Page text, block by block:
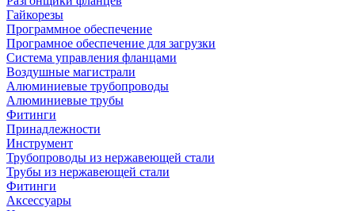
Гайкорезы
Программное обеспечение
Програмное обеспечение для загрузки
Система управления фланцами
Воздушные магистрали
Алюминиевые трубопроводы
Алюминиевые трубы
Фитинги
Принадлежности
Инструмент
Трубопроводы из нержавеющей стали
Трубы из нержавеющей стали
Фитинги
Аксессуары